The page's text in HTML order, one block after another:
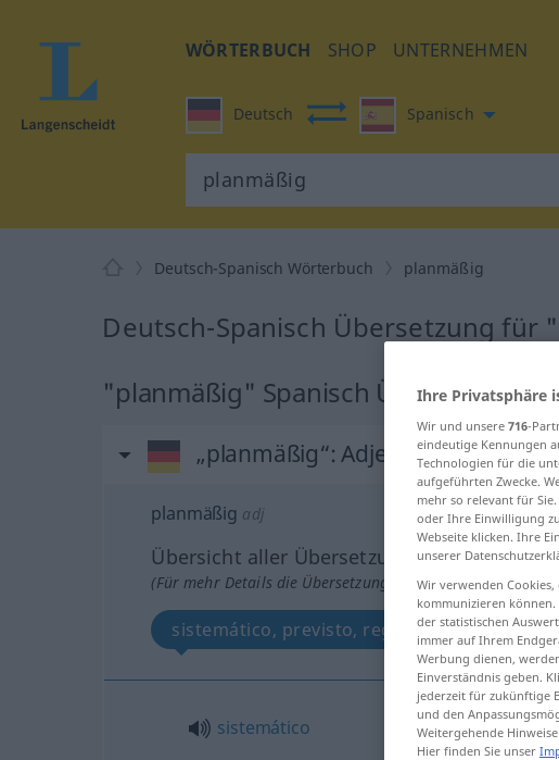
WÖRTERBUCH SHOP UNTERNEHMEN
Deutsch Spanisch
Deutsch-Spanisch Wörterbuch planmäßig
Deutsch-Spanisch Übersetzung für
"planmäßig" Spanisch Übersetzung
„planmäßig“: Adjektiv
planmäßig adj
Übersicht aller Übersetzungen
(Für mehr Details die Übersetzung anklicken/antippen)
sistemático, previsto, regular
sistemático
Ihre Privatsphäre
Wir und unsere 716-
eindeutige Kennungen
Technologien für die
aufgeführten Zwecke.
mehr so relevant für
oder Ihre Einwilligung
Webseite klicken. Ihre
unserer
Wir verwenden
kommunizieren
der statistischen
immer auf Ihrem
Werbung dienen,
Einverständnis geben.
jederzeit für zukünftige
und den
Weitergehende
Hier finden Sie unser